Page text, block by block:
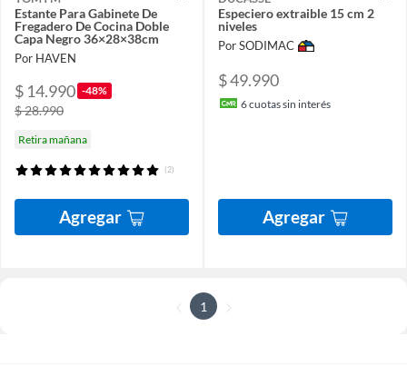
Estante Para Gabinete De
Fregadero De Cocina Doble
Capa Negro 36×28×38cm
Por HAVEN
$ 14.990 -48%
$ 28.990
Retira mañana
(2)
Agregar
Especiero extraible 15 cm 2
niveles
Por SODIMAC
$ 49.990
6cuotas sin interés
Agregar
1